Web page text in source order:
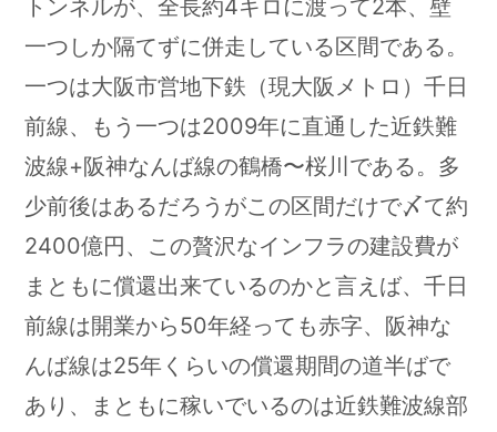
トンネルが、全長約4キロに渡って2本、壁
一つしか隔てずに併走している区間である。
一つは大阪市営地下鉄（現大阪メトロ）千日
前線、もう一つは2009年に直通した近鉄難
波線+阪神なんば線の鶴橋〜桜川である。多
少前後はあるだろうがこの区間だけで〆て約
2400億円、この贅沢なインフラの建設費が
まともに償還出来ているのかと言えば、千日
前線は開業から50年経っても赤字、阪神な
んば線は25年くらいの償還期間の道半ばで
あり、まともに稼いでいるのは近鉄難波線部